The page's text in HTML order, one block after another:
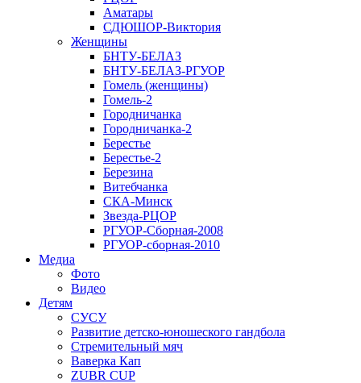
Аматары
СДЮШОР-Виктория
Женщины
БНТУ-БЕЛАЗ
БНТУ-БЕЛАЗ-РГУОР
Гомель (женщины)
Гомель-2
Городничанка
Городничанка-2
Берестье
Берестье-2
Березина
Витебчанка
СКА-Минск
Звезда-РЦОР
РГУОР-Сборная-2008
РГУОР-сборная-2010
Медиа
Фото
Видео
Детям
СУСУ
Развитие детско-юношеского гандбола
Стремительный мяч
Ваверка Кап
ZUBR CUP